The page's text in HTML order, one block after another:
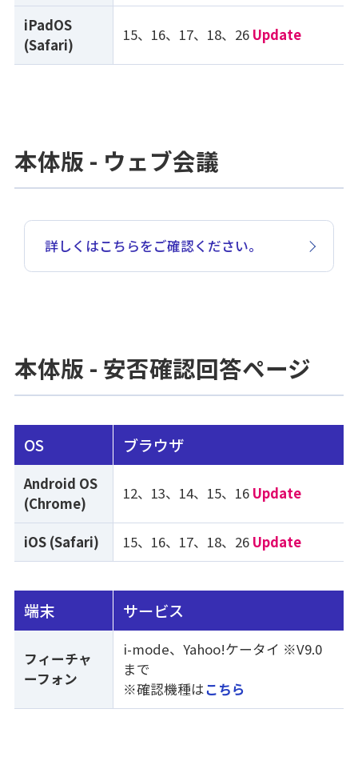
iPadOS
(Safari)
15、16、17、18、26 Update
本体版 - ウェブ会議
詳しくはこちらをご確認ください。
本体版 - 安否確認回答ページ
OS ブラウザ
Android OS
(Chrome)
12、13、14、15、16 Update
iOS (Safari) 15、16、17、18、26 Update
端末 サービス
フィーチャ
ーフォン
i-mode、Yahoo!ケータイ ※V9.0
まで
※確認機種はこちら